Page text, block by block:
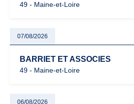
49 - Maine-et-Loire
07/08/2026
BARRIET ET ASSOCIES
49 - Maine-et-Loire
06/08/2026